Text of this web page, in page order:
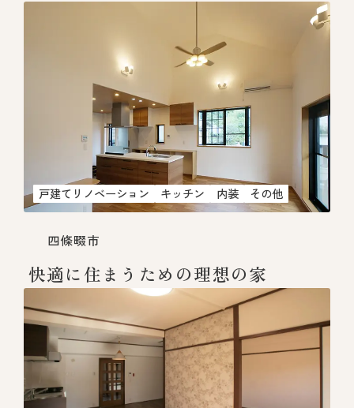
戸建てリノベーション キッチン 内装 その他
四條畷市
快適に住まうための理想の家